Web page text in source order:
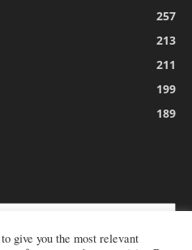
257
213
211
199
189
give you the most relevant